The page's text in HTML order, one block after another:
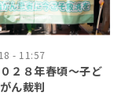
- 11:57
２８年春頃〜子ど
ん裁判